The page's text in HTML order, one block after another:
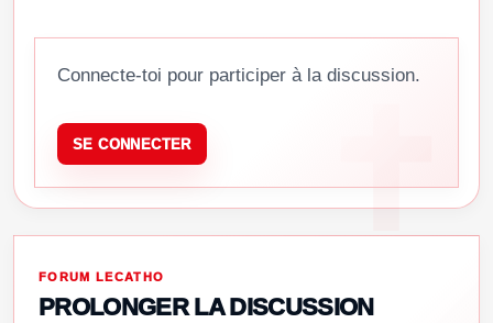
Connecte-toi pour participer à la discussion.
SE CONNECTER
FORUM LECATHO
PROLONGER LA DISCUSSION